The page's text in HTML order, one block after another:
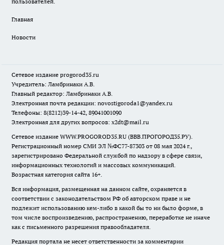
Главная
Новости
Сетевое издание progorod35.ru
Учредитель: Ламбринаки А.В.
Главный редактор: Ламбринаки А.В.
Электронная почта редакции: novostigoroda1@yandex.ru
Телефоны: 8(8212)39-14-42, 89041001090
Электронная для других вопросов: x2dt@mail.ru
Сетевое издание WWW.PROGOROD35.RU (ВВВ.ПРОГОРОД35.РУ).
Регистрационный номер СМИ ЭЛ №ФС77-87303 от 08 мая 2024 г.,
зарегистрировано Федеральной службой по надзору в сфере связи,
информационных технологий и массовых коммуникаций.
Возрастная категория сайта 16+.
Вся информация, размещенная на данном сайте, охраняется в
соответствии с законодательством РФ об авторском праве и не
подлежит использованию кем-либо в какой бы то ни было форме, в
том числе воспроизведению, распространению, переработке не иначе
как с письменного разрешения правообладателя.
Редакция портала не несет ответственности за комментарии